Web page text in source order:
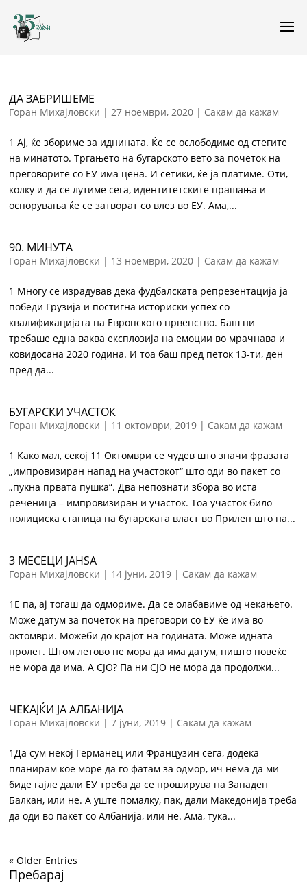
ДА ЗАБРИШЕМЕ
Горан Михајловски |27 ноември, 2020 | Сакам да кажам
1 Ај, ќе збориме за иднината. Ќе се ослободиме од стегите
на минатото. Тргањето на бугарското вето за почеток на
преговорите со ЕУ има цена. И сетики, ќе ја платиме. Оти,
колку и да се лутиме сега, идентитетските прашања и
оспорувања ќе се затворат со влез во ЕУ. Ама,...
90. МИНУТА
Горан Михајловски | 13 ноември, 2020 | Сакам да кажам
1 Многу се израдував дека фудбалската репрезентација ја
победи Грузија и постигна историски успех со
квалификацијата на Европското првенство. Баш ни
требаше една ваква експлозија на емоции во мрачнава и
ковидосана 2020 година. И тоа баш пред петок 13-ти, ден
пред да...
БУГАРСКИ УЧАСТОК
Горан Михајловски | 11 октомври, 2019 | Сакам да кажам
1 Како мал, секој 11 Октомври се чудев што значи фразата
„импровизиран напад на участокот“ што оди во пакет со
„пукна првата пушка“. Два непознати збора во иста
реченица – импровизиран и участок. Тоа участок било
полициска станица на бугарската власт во Прилеп што на...
3 МЕСЕЦИ ЈАНЅА
Горан Михајловски | 14 јуни, 2019 | Сакам да кажам
1Е па, ај тогаш да одмориме. Да се олабавиме од чекањето.
Може датум за почеток на преговори со ЕУ ќе има во
октомври. Можеби до крајот на годината. Може идната
пролет. Штом летово не мора да има датум, ништо повеќе
не мора да има. А СЈО? Па ни СЈО не мора да продолжи...
ЧЕКАЈЌИ ЈА АЛБАНИЈА
Горан Михајловски |7 јуни, 2019 | Сакам да кажам
1Да сум некој Германец или Французин сега, додека
планирам кое море да го фатам за одмор, ич нема да ми
биде гајле дали ЕУ треба да се проширува на Западен
Балкан, или не. А уште помалку, пак, дали Македонија треба
да оди во пакет со Албанија, или не. Ама, тука...
« Older Entries
Пребарај